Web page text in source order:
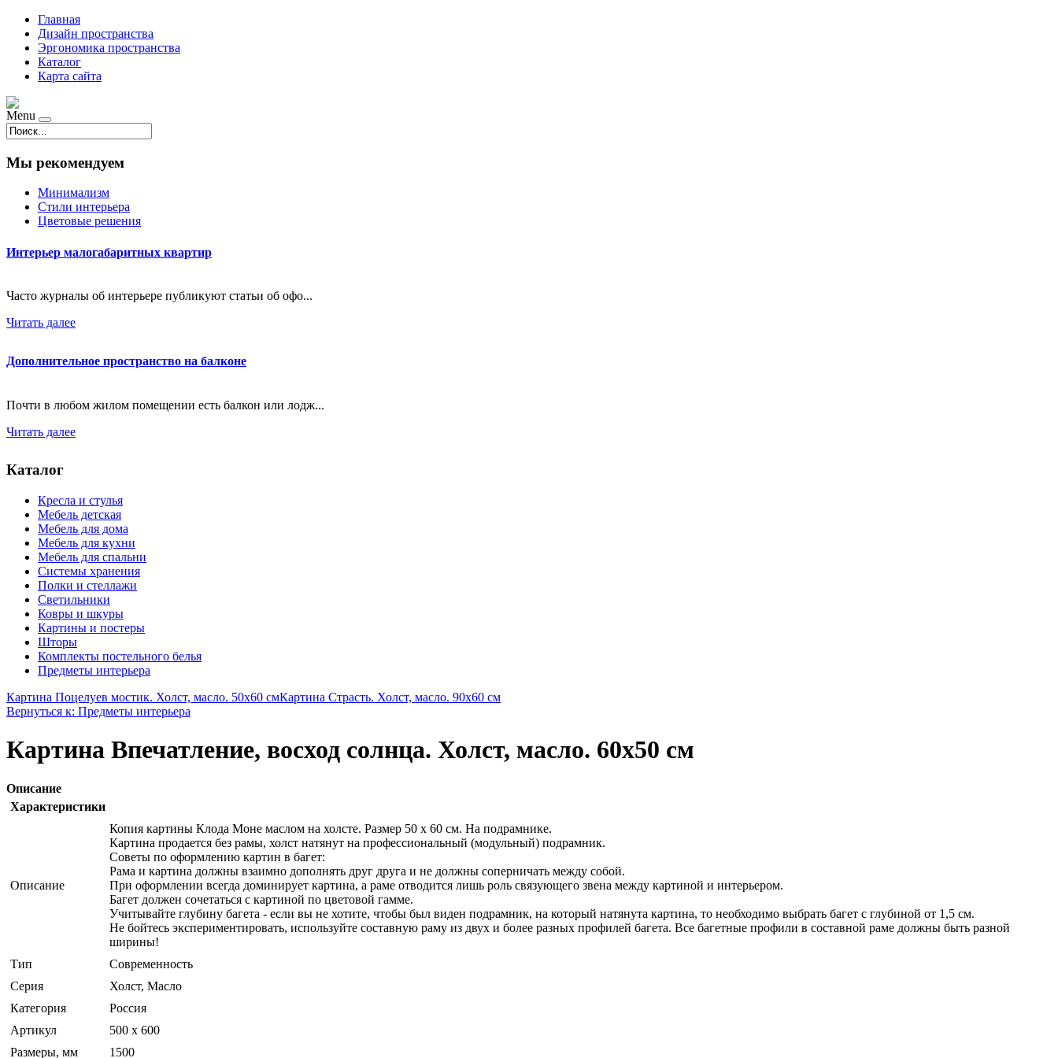
Главная
Дизайн пространства
Эргономика пространства
Каталог
Карта сайта
Menu
Мы рекомендуем
Минимализм
Стили интерьера
Цветовые решения
Интерьер малогабаритных квартир
Часто журналы об интерьере публикуют статьи об офо...
Читать далее
Дополнительное пространство на балконе
Почти в любом жилом помещении есть балкон или лодж...
Читать далее
Каталог
Кресла и стулья
Мебель детская
Мебель для дома
Мебель для кухни
Мебель для спальни
Системы хранения
Полки и стеллажи
Светильники
Ковры и шкуры
Картины и постеры
Шторы
Комплекты постельного белья
Предметы интерьера
Картина Поцелуев мостик. Холст, масло. 50х60 смКартина Страсть. Холст, масло. 90х60 см
Вернуться к: Предметы интерьера
Картина Впечатление, восход солнца. Холст, масло. 60х50 см
Описание
Характеристики
Описание
Копия картины Клода Моне маслом на холсте. Размер 50 х 60 см. На подрамнике.
Картина продается без рамы, холст натянут на профессиональный (модульный) подрамник.
Советы по оформлению картин в багет:
Рама и картина должны взаимно дополнять друг друга и не должны соперничать между собой.
При оформлении всегда доминирует картина, а раме отводится лишь роль связующего звена между картиной и интерьером.
Багет должен сочетаться с картиной по цветовой гамме.
Учитывайте глубину багета - если вы не хотите, чтобы был виден подрамник, на который натянута картина, то необходимо выбрать багет с глубиной от 1,5 см.
Не бойтесь экспериментировать, используйте составную раму из двух и более разных профилей багета. Все багетные профили в составной раме должны быть разной
ширины!
Тип
Современность
Серия
Холст, Масло
Категория
Россия
Артикул
500 х 600
Размеры, мм
1500